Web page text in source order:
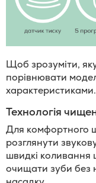
Щоб зрозуміти,
порівнювати
характеристиками.
Технологія
Для комфортного
розглянути
швидкі коливання
очищати зуби без